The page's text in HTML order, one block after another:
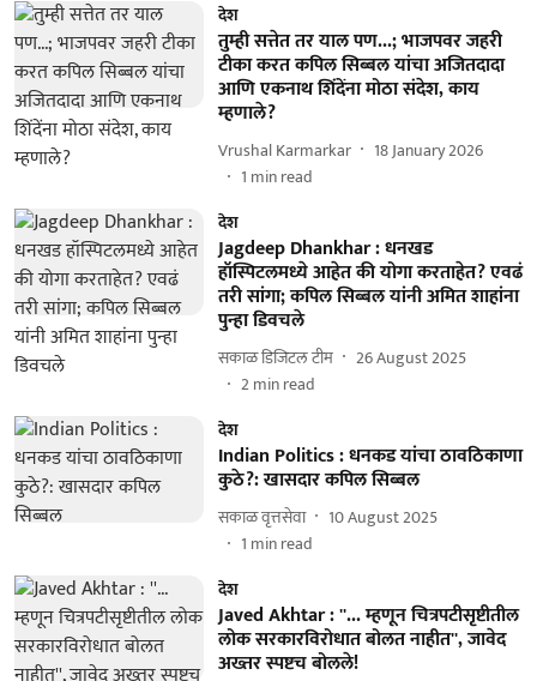
देश
तुम्ही सत्तेत तर याल पण...; भाजपवर जहरी
टीका करत कपिल सिब्बल यांचा अजितदादा
आणि एकनाथ शिंदेंना मोठा संदेश, काय
म्हणाले?
Vrushal Karmarkar
18 January 2026
1 min read
देश
Jagdeep Dhankhar : धनखड
हॉस्पिटलमध्ये आहेत की योगा करताहेत? एवढं
तरी सांगा; कपिल सिब्बल यांनी अमित शाहांना
पुन्हा डिवचले
सकाळ डिजिटल टीम
26 August 2025
2min read
देश
Indian Politics : धनकड यांचा ठावठिकाणा
कुठे?: खासदार कपिल सिब्बल
सकाळ वृत्तसेवा
10 August 2025
1 min read
देश
Javed Akhtar : ''... म्हणून चित्रपटीसृष्टीतील
लोक सरकारविरोधात बोलत नाहीत'', जावेद
अख्तर स्पष्टच बोलले!